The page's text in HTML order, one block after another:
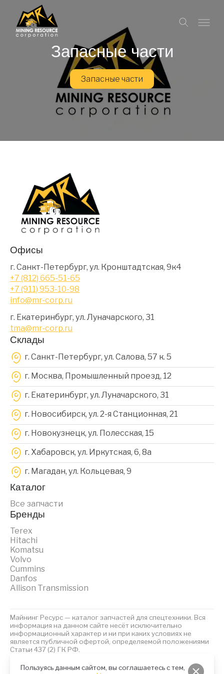
Пользуясь данным сайтом, вы соглашаетесь с тем,
Запасные части
Запасные части
Офисы
г. Санкт-Петербург, ул. Кронштадтская, 9к4
+7 (812) 665-51-65
+7 (911) 953-10-98
info@mr-corp.ru
г. Екатеринбург, ул. Луначарского, 31
tma@mr-corp.ru
Склады
г. Санкт-Петербург, ул. Салова, 57 к. 5
г. Москва, Промышленный проезд, 12
г. Екатеринбург, ул. Луначарского, 31
г. Новосибирск, ул. 2-я Станционная, 21
г. Новокузнецк, ул. Полесская, 15
г. Хабаровск, ул. Иркутская, 6, 8a
г. Магадан, ул. Кольцевая, 9
Каталог
Все запчасти
Бренды
Terex
Hitachi
Komatsu
Volvo
Cummins
Danfos
Allison Transmission
Майнинг Ресурс — каталог запчастей для спецтехники. Вся
информация на данном сайте несёт исключительно
информационный характер и ни при каких условиях не
является публичной офертой, определяемой положениями
Статьи 437 (2) ГК РФ.
Политика обработки персональных данныхФайлы Cookies